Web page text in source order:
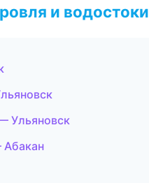
и водостоки
Ульяновск